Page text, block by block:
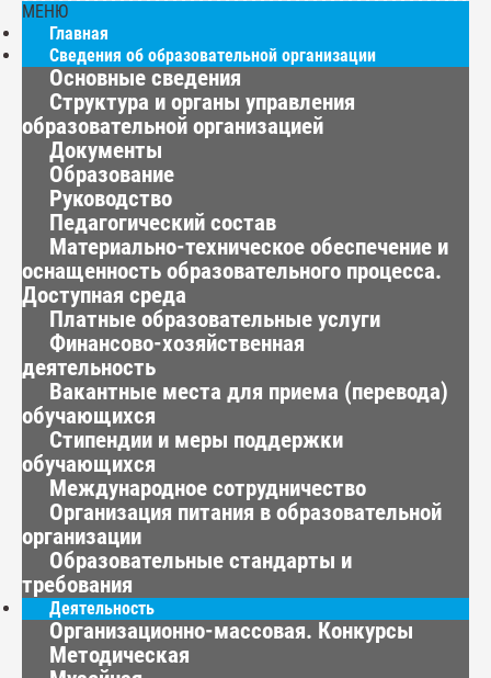
МЕНЮ
Главная
Сведения об образовательной организации
Основные сведения
Структура и органы управления
образовательной организацией
Документы
Образование
Руководство
Педагогический состав
Материально-техническое обеспечение и
оснащенность образовательного процесса.
Доступная среда
Платные образовательные услуги
Финансово-хозяйственная
деятельность
Вакантные места для приема (перевода)
обучающихся
Стипендии и меры поддержки
обучающихся
Международное сотрудничество
Организация питания в образовательной
организации
Образовательные стандарты и
требования
Деятельность
Организационно-массовая. Конкурсы
Методическая